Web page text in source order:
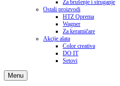
Za brušenje i struganje
Ostali proizvodi
HTZ Oprema
Wagner
Za keramičare
Akcije alata
Color creativa
DO IT
Setovi
Menu